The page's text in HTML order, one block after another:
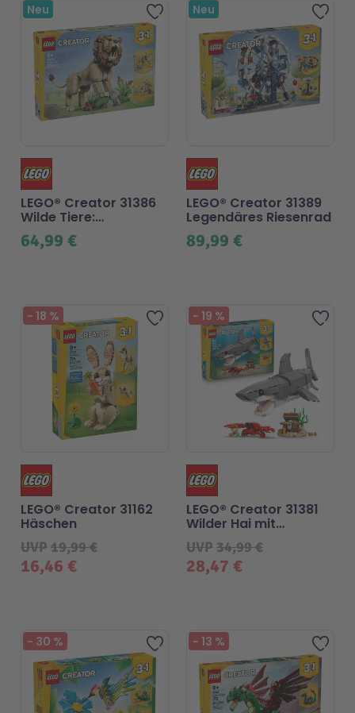
Zur Wunschliste
Neu
64,99 €
LEGO® Creator 31386
Wilde Tiere:
Majestätischer Löwe
Neu
89,99 €
LEGO® Creator 31389
Legendäres Riesenrad
Zur Wunschliste
- 18 %
16,46 €
UVP19,99 €
LEGO® Creator 31162
Häschen
- 19 %
28,47 €
UVP34,99 €
LEGO® Creator 31381
Wilder Hai mit
Schatztruhe
Zur Wunschliste
- 30 % - 13 %